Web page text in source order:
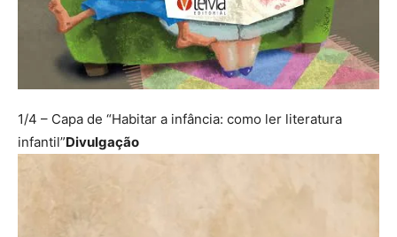
1/4 – Capa de “Habitar a infância: como ler literatura
infantil”Divulgação